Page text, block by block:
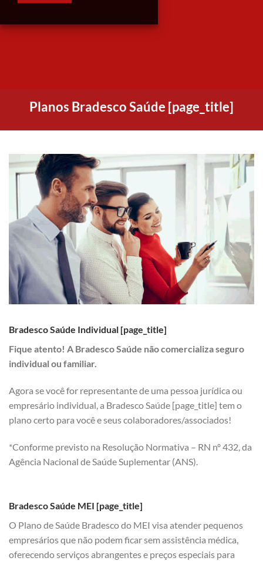
Planos Bradesco Saúde [page_title]
Bradesco Saúde Individual [page_title]
Fique atento! A Bradesco Saúde não comercializa seguro
individual ou familiar.
Agora se você for representante de uma pessoa jurídica ou
empresário individual, a Bradesco Saúde [page_title] tem o
plano certo para você e seus colaboradores/associados!
*Conforme previsto na Resolução Normativa – RN nº 432, da
Agência Nacional de Saúde Suplementar (ANS).
Bradesco Saúde MEI [page_title]
O Plano de Saúde Bradesco do MEI visa atender pequenos
empresários que não podem ficar sem assistência médica,
oferecendo serviços abrangentes e preços especiais para